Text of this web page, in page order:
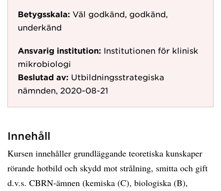
Betygsskala: Väl godkänd, godkänd,
underkänd
Ansvarig institution: Institutionen för klinisk
mikrobiologi
Beslutad av: Utbildningsstrategiska
nämnden, 2020-08-21
Innehåll
Kursen innehåller grundläggande teoretiska kunskaper
rörande hotbild och skydd mot strålning, smitta och gift
d.v.s. CBRN-ämnen (kemiska (C), biologiska (B),